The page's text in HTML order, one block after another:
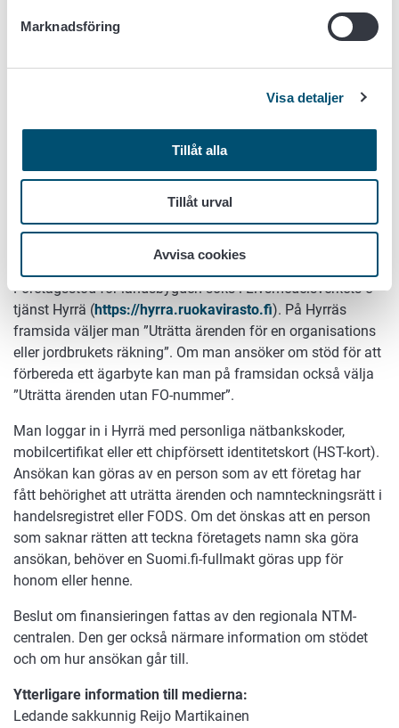
Marknadsföring
Visa detaljer
Tillåt alla
Tillåt urval
Avvisa cookies
Med återhämtningsmedlen finansieras dessutom planering
bebyggda landsbygden. Motsvarande stöd har inte kunnat
sökas tidigare. De som förbereder förvärvet av företag på
kan få 5 000 – 10 000 euro i stöd. Stödet gör det möjligt
för köparen att skaffa sådan sakkunnighjälp som behövs i
samband med ägarbytet.
Finansiering söks via e-tjänsten
Företagsstöd för landsbygden söks i Livsmedelsverkets e-
tjänst Hyrrä (https://hyrra.ruokavirasto.fi). På Hyrräs
framsida väljer man ”Uträtta ärenden för en organisations
eller jordbrukets räkning”. Om man ansöker om stöd för att
förbereda ett ägarbyte kan man på framsidan också välja
”Uträtta ärenden utan FO-nummer”.
Man loggar in i Hyrrä med personliga nätbankskoder,
mobilcertifikat eller ett chipförsett identitetskort (HST-kort).
Ansökan kan göras av en person som av ett företag har
fått behörighet att uträtta ärenden och namnteckningsrätt i
handelsregistret eller FODS. Om det önskas att en person
som saknar rätten att teckna företagets namn ska göra
ansökan, behöver en Suomi.fi-fullmakt göras upp för
honom eller henne.
Beslut om finansieringen fattas av den regionala NTM-
centralen. Den ger också närmare information om stödet
och om hur ansökan går till.
Ytterligare information till medierna:
Ledande sakkunnig Reijo Martikainen